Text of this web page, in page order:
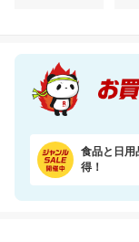
食品と日用
得！